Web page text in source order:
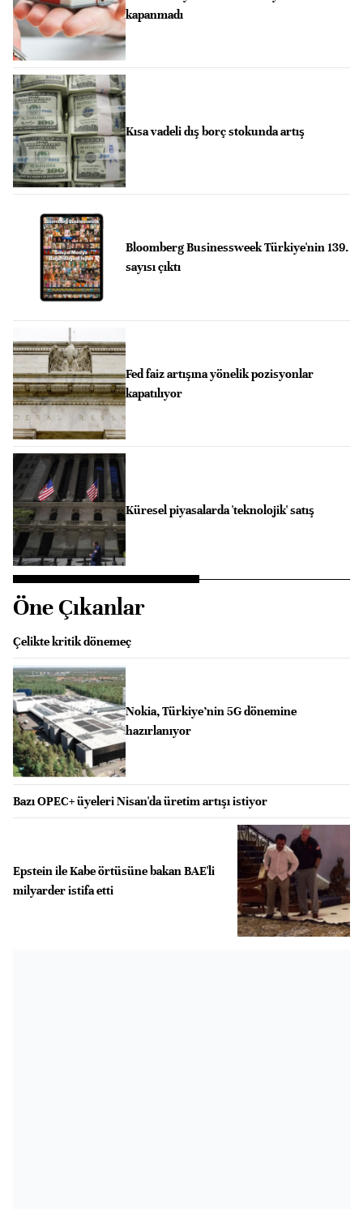
kapanmadı
Kısa vadeli dış borç stokunda artış
Bloomberg Businessweek Türkiye'nin 139.
sayısı çıktı
Fed faiz artışına yönelik pozisyonlar
kapatılıyor
Küresel piyasalarda 'teknolojik' satış
Öne Çıkanlar
Çelikte kritik dönemeç
Nokia, Türkiye’nin 5G dönemine
hazırlanıyor
Bazı OPEC+ üyeleri Nisan'da üretim artışı istiyor
Epstein ile Kabe örtüsüne bakan BAE'li
milyarder istifa etti